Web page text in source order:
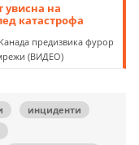
увисна на
катастрофа
предизвика фурор
(ВИДЕО)
инциденти